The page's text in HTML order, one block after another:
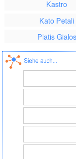
Kastro
Kato Petali
Platis Gialos